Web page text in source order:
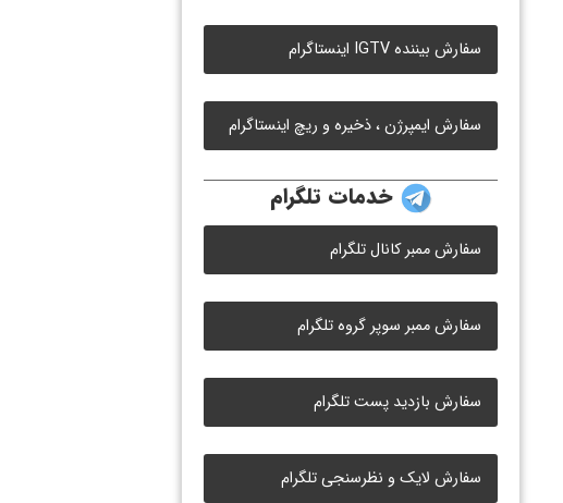
سفارش بیننده IGTV اینستاگرام
سفارش ایمپرژن ، ذخیره و ریچ اینستاگرام
خدمات تلگرام
سفارش ممبر کانال تلگرام
سفارش ممبر سوپر گروه تلگرام
سفارش بازدید پست تلگرام
سفارش لایک و نظرسنجی تلگرام